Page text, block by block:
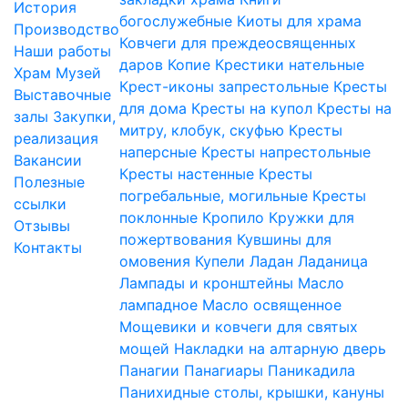
История
Производство
Наши работы
Храм Музей
Выставочные
залы Закупки,
реализация
Вакансии
Полезные
ссылки
Отзывы
Контакты
богослужебные Киоты для храма
Ковчеги для преждеосвященных
даров Копие Крестики нательные
Крест-иконы запрестольные Кресты
для дома Кресты на купол Кресты на
митру, клобук, скуфью Кресты
наперсные Кресты напрестольные
Кресты настенные Кресты
погребальные, могильные Кресты
поклонные Кропило Кружки для
пожертвования Кувшины для
омовения Купели Ладан Ладаница
Лампады и кронштейны Масло
лампадное Масло освященное
Мощевики и ковчеги для святых
мощей Накладки на алтарную дверь
Панагии Панагиары Паникадила
Панихидные столы, крышки, кануны